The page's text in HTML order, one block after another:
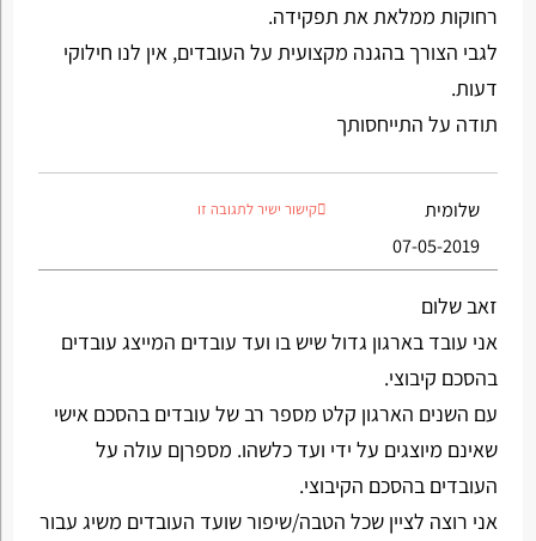
רחוקות ממלאת את תפקידה.
לגבי הצורך בהגנה מקצועית על העובדים, אין לנו חילוקי
דעות.
תודה על התייחסותך
שלומית
07-05-2019
קישור ישיר לתגובה זו
זאב שלום
אני עובד בארגון גדול שיש בו ועד עובדים המייצג עובדים
בהסכם קיבוצי.
עם השנים הארגון קלט מספר רב של עובדים בהסכם אישי
שאינם מיוצגים על ידי ועד כלשהו. מספרןם עולה על
העובדים בהסכם הקיבוצי.
אני רוצה לציין שכל הטבה/שיפור שועד העובדים משיג עבור